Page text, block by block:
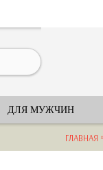
ДЛЯ МУЖЧИН
ГЛАВНАЯ »